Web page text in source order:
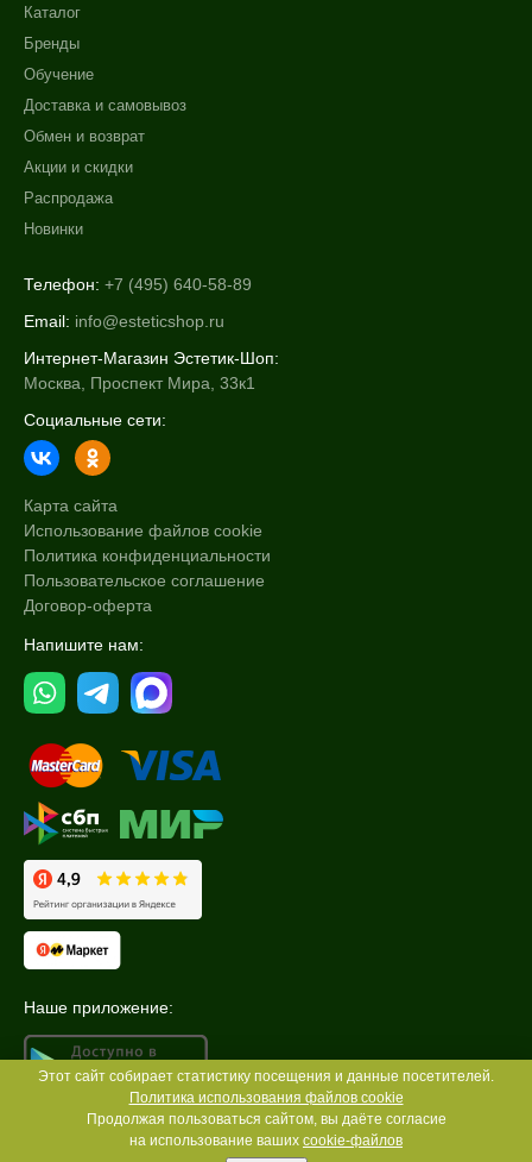
Каталог
Бренды
Обучение
Доставка и самовывоз
Обмен и возврат
Акции и скидки
Распродажа
Новинки
Телефон: +7 (495) 640-58-89
Email: info@esteticshop.ru
Интернет-Магазин Эстетик-Шоп:
Москва, Проспект Мира, 33к1
Социальные сети:
Карта сайта
Использование файлов cookie
Политика конфиденциальности
Пользовательское соглашение
Договор-оферта
Напишите нам:
Наше приложение:
Этот сайт собирает статистику посещения и данные посетителей.
Политика использования файлов cookie
Продолжая пользоваться сайтом, вы даёте согласие
на использование ваших cookie-файлов